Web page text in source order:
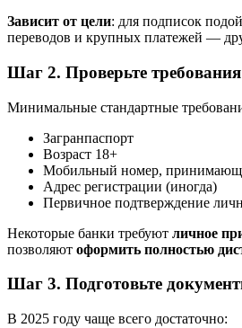
Зависит от цели: для подписок
переводов и крупных платежей —
Шаг 2. Проверьте
Минимальные стандартные
Загранпаспорт
Возраст 18+
Мобильный номер,
Адрес регистрации (иногда)
Первичное подтверждение
Некоторые банки требуют личное
позволяют оформить полностью
Шаг 3. Подготовьте
В 2025 году чаще всего достаточно: